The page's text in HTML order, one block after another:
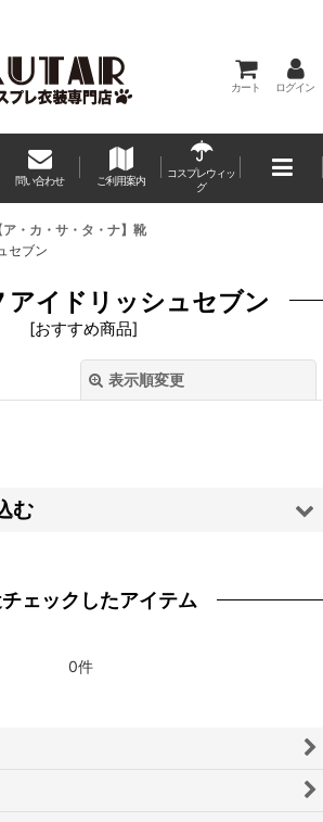
カート ログイン
問い合わせ ご利用案内
コスプレウィッ
グ
ア・カ・サ・タ・ナ】靴
セブン
アイドリッシュセブン
[おすすめ商品]
表示順変更
む
ヴェイデッド
ュセブン
ェックしたアイテム
0件